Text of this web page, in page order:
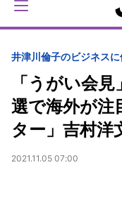
井津川倫子のビジネスに
「うがい会
選で海外が注
ター」吉村洋
2021.11.05 07:00